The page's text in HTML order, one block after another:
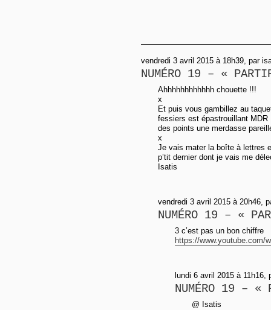
vendredi 3 avril 2015 à 18h39, par
NUMÉRO 19 – «
Ahhhhhhhhhhhh chouette !!!
x
Et puis vous gambillez au
fessiers est épastrouillant
des points une merdasse
x
Je vais mater la boîte à lettres
p’tit dernier dont je vais me
Isatis
vendredi 3 avril 2015 à 20h46,
NUMÉRO 19 – «
3 c’est pas un bon chiffre
https://www.youtube.com/
lundi 6 avril 2015 à 11h16,
NUMÉRO 19 – «
@ Isatis